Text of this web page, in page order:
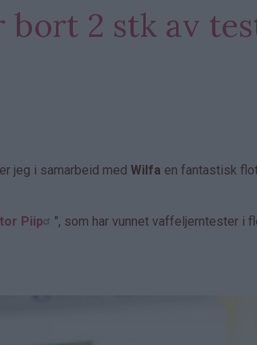
bort 2 stk av
jeg i samarbeid med Wilfa en fantastisk
Piip
", som har vunnet vaffeljerntester i